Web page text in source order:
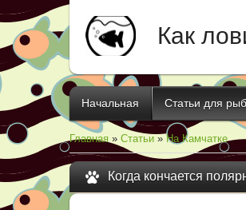
Как
Начальная Статьи для
Главная » Статьи » На Камчатке
Когда кончается